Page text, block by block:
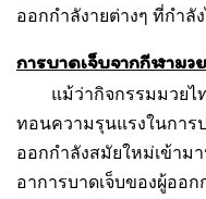
ออกกำลังายต่างๆ ที่กำ
การบาดเจ็บจากกีฬามว
แม้ว่ากิจกรรมมวยไท
ทอนความรุนแรงในการ
ออกกำลังสมัยใหม่เข้าม
อาการบาดเจ็บของผู้ออ